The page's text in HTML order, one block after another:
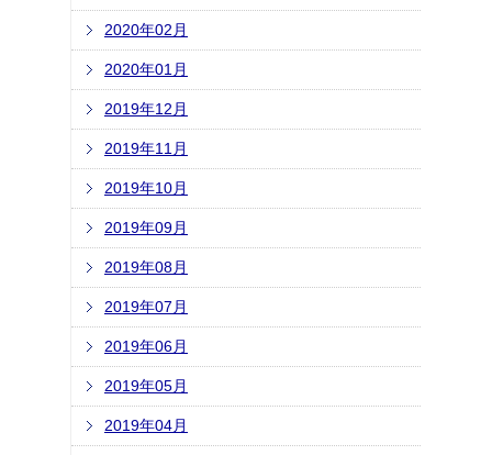
2020年02月
2020年01月
2019年12月
2019年11月
2019年10月
2019年09月
2019年08月
2019年07月
2019年06月
2019年05月
2019年04月